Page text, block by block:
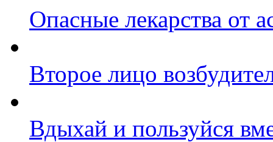
Опасные лекарства от
Второе лицо
Вдыхай и пользуйся